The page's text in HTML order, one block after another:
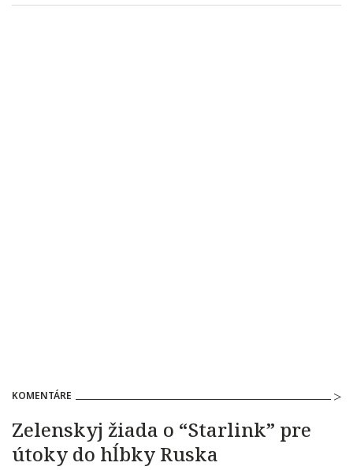
KOMENTÁRE
Zelenskyj žiada o “Starlink” pre
útoky do hĺbky Ruska